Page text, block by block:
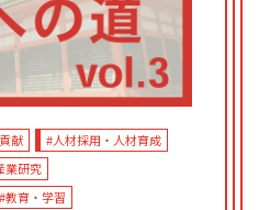
献
#人材採用・人材育成
業研究
#教育・学習